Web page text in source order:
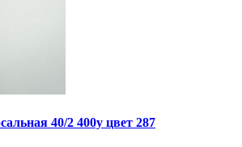
40/2 400y цвет 287